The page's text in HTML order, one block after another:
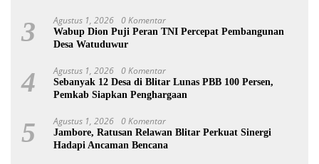
3 Agustus 1, 2026 0 Komentar
Wabup Dion Puji Peran TNI Percepat Pembangunan
Desa Watuduwur
4 Agustus 1, 2026 0 Komentar
Sebanyak 12 Desa di Blitar Lunas PBB 100 Persen,
Pemkab Siapkan Penghargaan
5 Agustus 1, 2026 0 Komentar
Jambore, Ratusan Relawan Blitar Perkuat Sinergi
Hadapi Ancaman Bencana